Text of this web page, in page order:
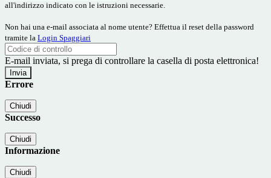
all'indirizzo indicato con le istruzioni necessarie.
Non hai una e-mail associata al nome utente? Effettua il reset della password
tramite la Login Spaggiari
E-mail inviata, si prega di controllare la casella di posta elettronica!
Errore
Chiudi
Successo
Chiudi
Informazione
Chiudi